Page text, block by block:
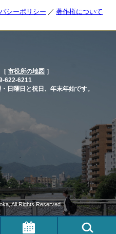
シーポリシー 著作権について
[ 市役所の地図 ］
622-6211
日曜日と祝日、年末年始です。
All Rights Reserved.